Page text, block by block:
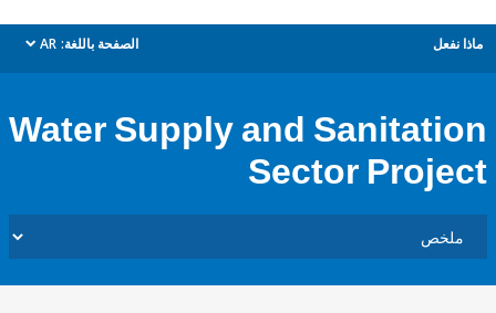
الصفحة باللغة: AR
dropdown
Water Supply and
Sector